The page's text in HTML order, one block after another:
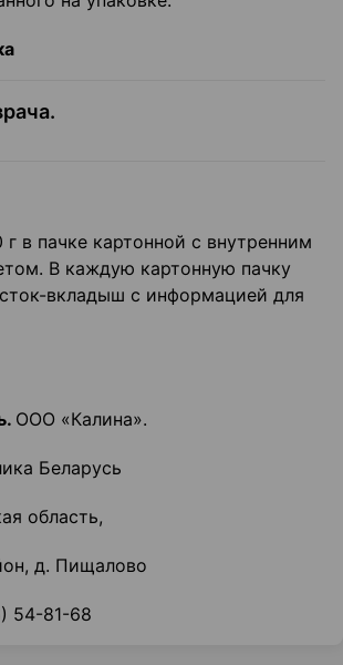
в пачке картонной с внутренним
В каждую картонную пачку
вкладыш с информацией для
ООО «Калина».
Беларусь
область,
д. Пищалово
54-81-68